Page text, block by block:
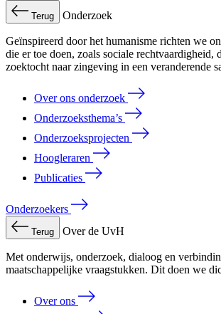
Terug Onderzoek
Geïnspireerd door het humanisme richten we
die er toe doen, zoals sociale rechtvaardigheid,
zoektocht naar zingeving in een veranderende
Over ons onderzoek
Onderzoeksthema’s
Onderzoeksprojecten
Hoogleraren
Publicaties
Onderzoekers
Terug Over de UvH
Met onderwijs, onderzoek, dialoog en
maatschappelijke vraagstukken. Dit doen we
Over ons